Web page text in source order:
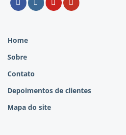
Home
Sobre
Contato
Depoimentos de clientes
Mapa do site